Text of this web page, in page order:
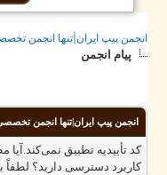
پيپ ايران|تنها انجمن تخصصي
پیام انجمن
انجمن پيپ ايران|تنها انجمن تخصصي پيپ
کد تأییدیه تطبیق نمی‌کند.آیا
کاربرد دسترسی دارید؟ لطفاً